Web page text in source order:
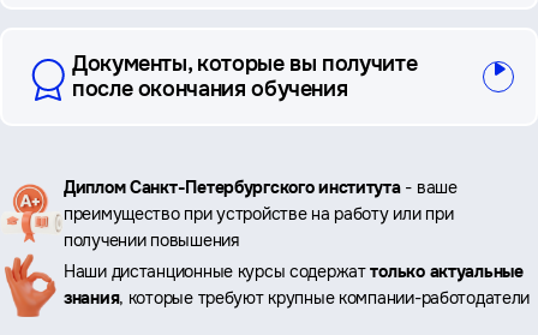
Документы, которые вы получите
после окончания обучения
Ключевые
преимущества
Диплом Санкт-Петербургского института- ваше
преимущество при устройстве на работу или при
получении повышения
Наши дистанционные курсы содержаттолько актуальные
знания, которые требуют крупные компании-работодатели